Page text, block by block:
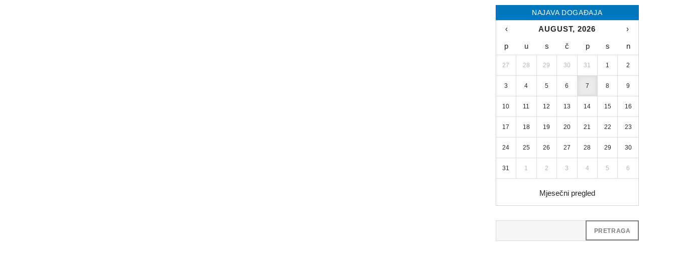
NAJAVA DOGAĐAJA
‹ AUGUST, 2026 ›
p u s č p s n
27 28 29 30 31 1 2
3 4 5 6 7 8 9
10 11 12 13 14 15 16
17 18 19 20 21 22 23
24 25 26 27 28 29 30
31 1 2 3 4 5 6
Mjesečni pregled